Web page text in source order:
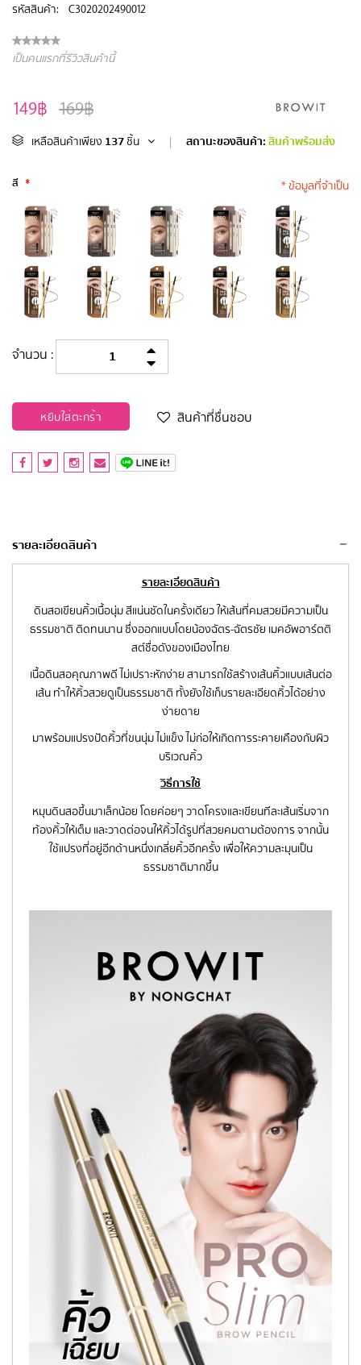
รหัสสินค้า:
C3020202490012
เป็นคนแรกที่รีวิวสินค้านี้
169฿
149฿
เหลือสินค้าเพียง 137 ชิ้น | สถานะของสินค้า:สินค้าพร้อมส่ง
สี * * ข้อมูลที่จำเป็น
จำนวน :
หยิบใส่ตะกร้า สินค้าที่ชื่นชอบ
รายละเอียดสินค้า
รายละเอียดสินค้า
ดินสอเขียนคิ้วเนื้อนุ่ม สีแน่นชัดในครั้งเดียว ให้เส้นที่คมสวยมีความเป็น
ธรรมชาติ ติดทนนาน ซึ่งออกแบบโดยน้องฉัตร-ฉัตรชัย เมคอัพอาร์ตติ
สต์ชื่อดังของเมืองไทย
เนื้อดินสอคุณภาพดี ไม่เปราะหักง่าย สามารถใช้สร้างเส้นคิ้วแบบเส้นต่อ
เส้น ทำให้คิ้วสวยดูเป็นธรรมชาติ ทั้งยังใช้เก็บรายละเอียดคิ้วได้อย่าง
ง่ายดาย
มาพร้อมแปรงปัดคิ้วที่ขนนุ่ม ไม่แข็ง ไม่ก่อให้เกิดการระคายเคืองกับผิว
บริเวณคิ้ว
วิธีการใช้
หมุนดินสอขึ้นมาเล็กน้อย โดยค่อยๆ วาดโครงและเขียนทีละเส้นเริ่มจาก
ท้องคิ้วให้เต็ม และวาดต่อจนให้คิ้วได้รูปที่สวยคมตามต้องการ จากนั้น
ใช้แปรงที่อยู่อีกด้านหนึ่งเกลี่ยคิ้วอีกครั้ง เพื่อให้ความละมุนเป็น
ธรรมชาติมากขึ้น